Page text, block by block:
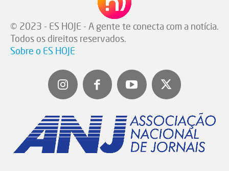
© 2023 - ES HOJE - A gente te conecta com a notícia.
Todos os direitos reservados.
Sobre o ES HOJE